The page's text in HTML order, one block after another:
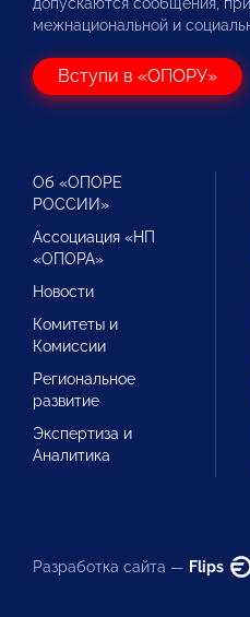
межнациональной и
Вступи в «ОПОРУ»
Об «ОПОРЕ
РОССИИ»
Ассоциация «НП
«ОПОРА»
Новости
Комитеты и
Комиссии
Региональное
развитие
Экспертиза и
Аналитика
Разработка сайта — Flips